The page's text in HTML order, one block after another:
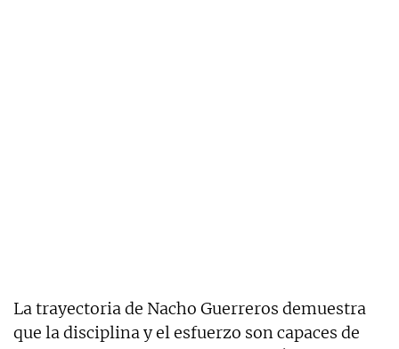
La trayectoria de Nacho Guerreros demuestra
que la disciplina y el esfuerzo son capaces de